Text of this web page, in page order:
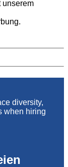
unserem
diversity,
when hiring